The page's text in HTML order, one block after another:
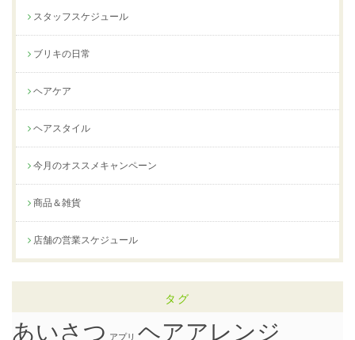
スタッフスケジュール
ブリキの日常
ヘアケア
ヘアスタイル
今月のオススメキャンペーン
商品＆雑貨
店舗の営業スケジュール
タグ
あいさつ アプリ ヘアアレンジ